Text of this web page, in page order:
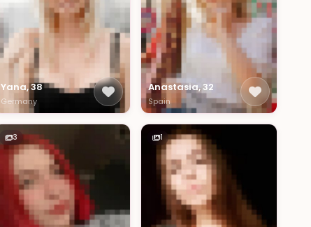
Yana, 38
Germany
Anastasia, 32
Spain
3 1